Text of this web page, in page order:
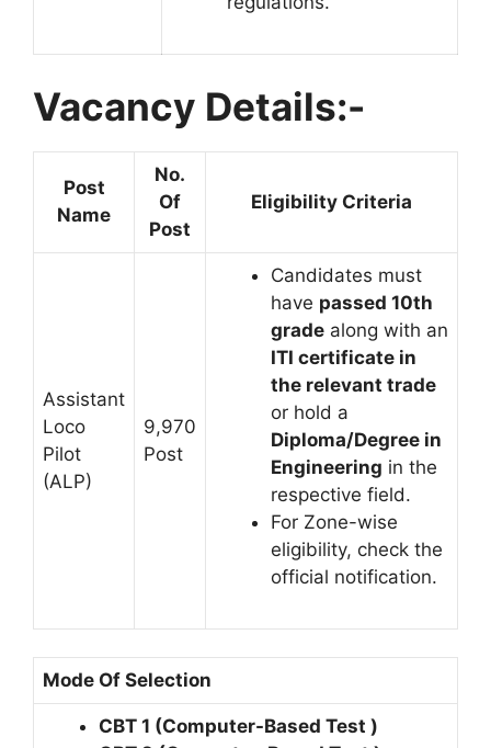
Vacancy Details:-
Post
Name
No.
Of
Post
Eligibility Criteria
Assistant
Loco
Pilot
(ALP)
9,970
Post
Candidates must
have passed 10th
grade along with an
ITI certificate in
the relevant trade
or hold a
Diploma/Degree in
Engineering in the
respective field.
For Zone-wise
eligibility, check the
official notification.
Mode Of Selection
CBT 1 (Computer-Based Test )